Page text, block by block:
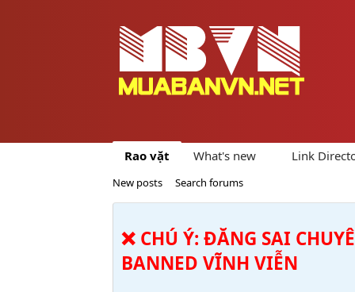
Rao vặt What's new Link
New posts Search forums
❌ CHÚ Ý: ĐĂNG SAI
BANNED VĨNH VIỄN